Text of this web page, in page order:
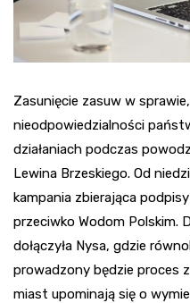
Zasunięcie zasuw w
nieodpowiedzialności
działaniach podczas
Lewina Brzeskiego. Od
kampania zbierająca
przeciwko Wodom Polskim.
dołączyła Nysa, gdzie
prowadzony będzie proces
miast upominają się o